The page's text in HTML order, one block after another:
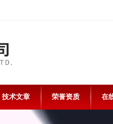
技术文章 荣誉资质 在